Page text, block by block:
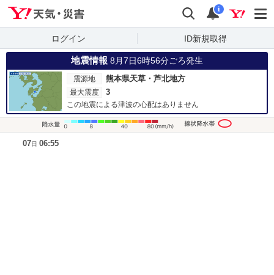
検索 通知
i
ログイン ID新規取得
地震情報 8月7日6時56分ごろ発生
震源地 熊本県天草・芦北地方
最大震度 3
この地震による津波の心配はありません
07日 06:55